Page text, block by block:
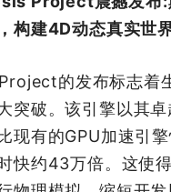
构建4D动态真实世
的发布标志着
突破。该引擎以其
现有的GPU加速引
快约43万倍。这使